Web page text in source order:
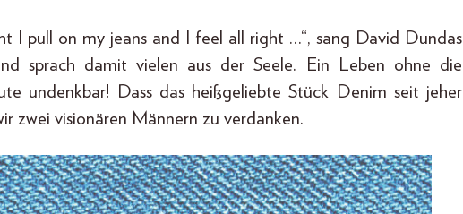
I pull on my jeans and I feel all right …“, sang David Dundas
sprach damit vielen aus der Seele. Ein Leben ohne die
undenkbar! Dass das heißgeliebte Stück Denim seit jeher
zwei visionären Männern zu verdanken.